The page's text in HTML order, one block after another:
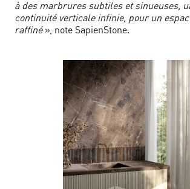
à des marbrures subtiles et sinueuses,
continuité verticale infinie, pour un
raffiné», note SapienStone.